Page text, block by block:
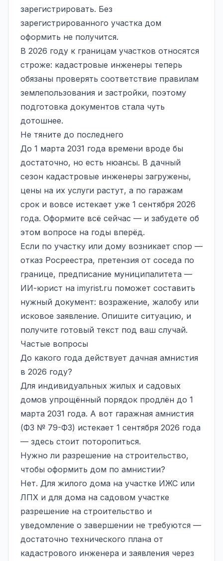
зарегистрировать. Без
зарегистрированного участка дом
оформить не получится.
В 2026 году к границам участков относятся
строже: кадастровые инженеры теперь
обязаны проверять соответствие правилам
землепользования и застройки, поэтому
подготовка документов стала чуть
дотошнее.
Не тяните до последнего
До 1 марта 2031 года времени вроде бы
достаточно, но есть нюансы. В дачный
сезон кадастровые инженеры загружены,
цены на их услуги растут, а по гаражам
срок и вовсе истекает уже 1 сентября 2026
года. Оформите всё сейчас — и забудете об
этом вопросе на годы вперёд.
Если по участку или дому возникает спор —
отказ Росреестра, претензия от соседа по
границе, предписание муниципалитета —
ИИ-юрист на imyrist.ru поможет составить
нужный документ: возражение, жалобу или
исковое заявление. Опишите ситуацию, и
получите готовый текст под ваш случай.
Частые вопросы
До какого года действует дачная амнистия
в 2026 году?
Для индивидуальных жилых и садовых
домов упрощённый порядок продлён до 1
марта 2031 года. А вот гаражная амнистия
(ФЗ № 79-ФЗ) истекает 1 сентября 2026 года
— здесь стоит поторопиться.
Нужно ли разрешение на строительство,
чтобы оформить дом по амнистии?
Нет. Для жилого дома на участке ИЖС или
ЛПХ и для дома на садовом участке
разрешение на строительство и
уведомление о завершении не требуются —
достаточно технического плана от
кадастрового инженера и заявления через